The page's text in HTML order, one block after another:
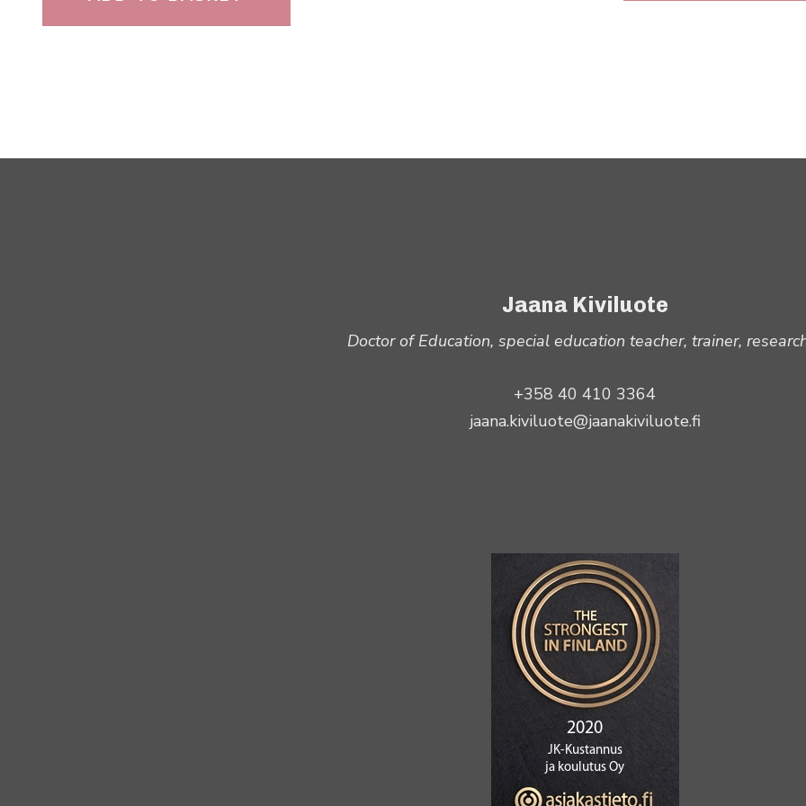
Jaana Kiviluote
Doctor of Education, special education teacher, trainer,
+358 40 410 3364
jaana.kiviluote@jaanakiviluote.fi